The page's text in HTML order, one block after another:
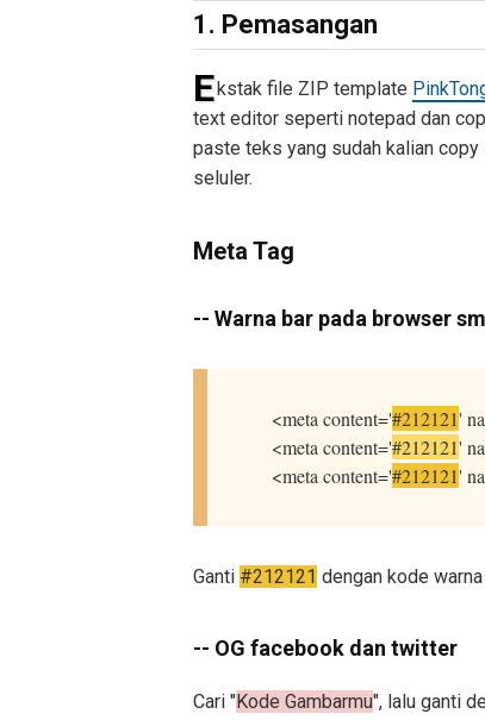
1. Pemasangan
Ekstak file ZIP template
text editor seperti notepad dan
paste teks yang sudah kalian
seluler.
Meta Tag
-- Warna bar pada browser
<meta content='#212121'
<meta content='#212121'
<meta content='#212121'
Ganti #212121 dengan kode
-- OG facebook dan twitter
Cari "Kode Gambarmu", lalu ganti